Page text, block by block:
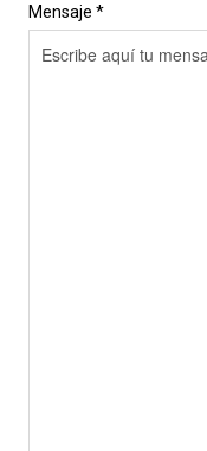
Mensaje *